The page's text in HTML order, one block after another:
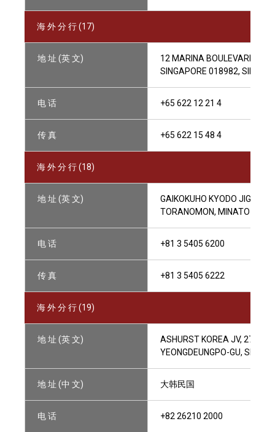
海 外 分 行 (17)
地 址 (英 文)
12 MARINA BOULEVARD,
SINGAPORE 018982,
电 话 +65 622 12 21 4
传 真 +65 622 15 48 4
海 外 分 行 (18)
地 址 (英 文)
GAIKOKUHO KYODO JIGYO,
TORANOMON, MINATO-KU,
电 话 +81 3 5405 6200
传 真 +81 3 5405 6222
海 外 分 行 (19)
地 址 (英 文)
ASHURST KOREA JV, 27TH
YEONGDEUNGPO-GU,
地 址 (中 文) 大韩民国
电 话 +82 26210 2000